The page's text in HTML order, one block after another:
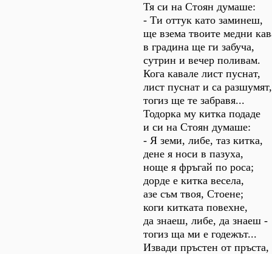
Тя си на Стоян думаше:
- Ти оттук като заминеш,
ще взема твоите медни
в градина ще ги забуча,
сутрин и вечер поливам.
Кога кавале лист пуснат,
лист пуснат и са разшумят,
тогиз ще те забравя...
Тодорка му китка подаде
и си на Стоян думаше:
- Я земи, либе, таз китка,
дене я носи в пазуха,
ноще я фръгай по роса;
дорде е китка весела,
азе съм твоя, Стоене;
коги китката повехне,
да знаеш, либе, да знаеш -
тогиз ща ми е годежът...
Извади пръстен от пръста,